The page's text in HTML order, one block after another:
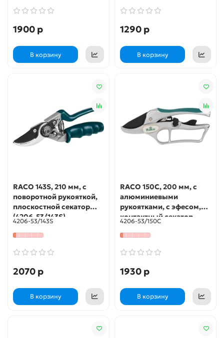
1900 р
В корзину
1290 р
В корзину
RACO 143S, 210 мм, с
поворотной рукояткой,
плоскостной секатор
(4206-53/143S)
4206-53/143S
2070 р
В корзину
RACO 150C, 200 мм, с
алюминиевыми
рукоятками, с эфесом,
контактный секатор
(4206-53/150C)
4206-53/150C
1930 р
В корзину